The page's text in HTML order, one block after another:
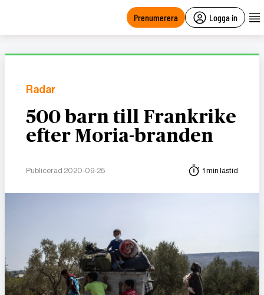
Prenumerera Logga in
Radar
500 barn till Frankrike
efter Moria-branden
Publicerad 2020-09-25 1 min lästid